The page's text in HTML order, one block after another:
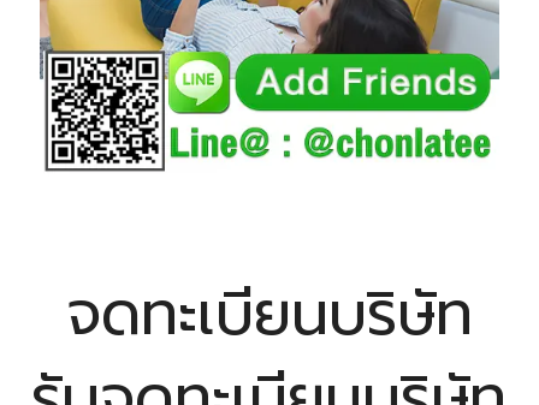
จดทะเบียนบริษัท